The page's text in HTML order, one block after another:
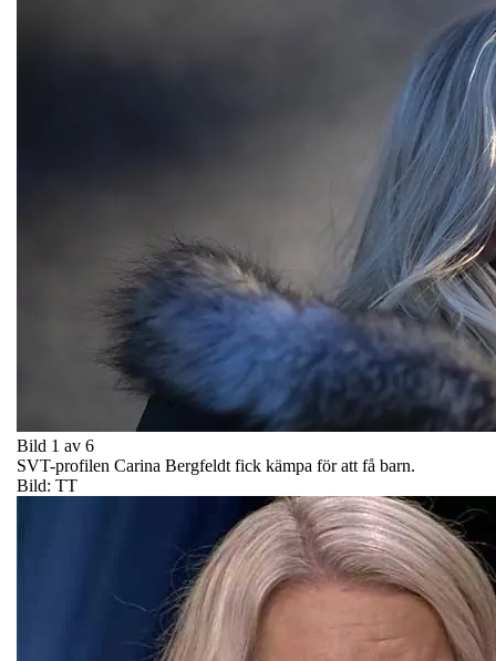
Bild 1 av 6
SVT-profilen Carina Bergfeldt fick kämpa för att få barn.
Bild: TT